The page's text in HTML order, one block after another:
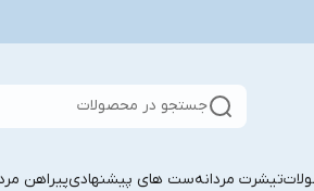
جستجو در محصولات
تیشرت مردانهست های پیشنهادیپیراهن